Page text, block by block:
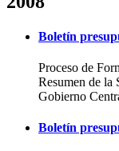
Boletín
Proceso de
Resumen de la
Gobierno
Boletín